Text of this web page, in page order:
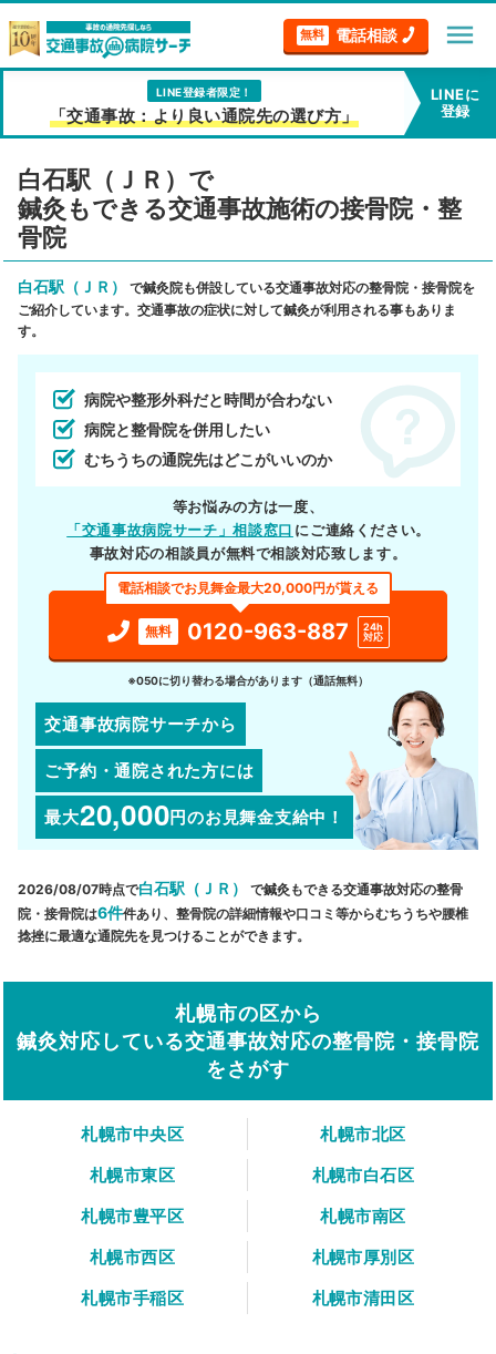
無料 電話相談 menu
LINE登録者限定！
「交通事故：より良い通院先の選び方」
LINEに
登録
白石駅（ＪＲ）で
鍼灸もできる交通事故施術の接骨院・整
骨院
白石駅（ＪＲ）
で鍼灸院も併設している交通事故対応の整骨院・接骨院を
ご紹介しています。交通事故の症状に対して鍼灸が利用される事もありま
す。
病院や整形外科だと時間が合わない
病院と整骨院を併用したい
むちうちの通院先はどこがいいのか
等お悩みの方は一度、
「交通事故病院サーチ」相談窓口 にご連絡ください。
事故対応の相談員が無料で相談対応致します。
電話相談でお見舞金最大20,000円が貰える
無料 0120-963-887
24h
対応
※050に切り替わる場合があります（通話無料）
交通事故病院サーチから
ご予約・通院された方には
最大20,000円のお見舞金支給中！
2026/08/07時点で白石駅（ＪＲ）
で鍼灸もできる交通事故対応の整骨
院・接骨院は6件件あり、整骨院の詳細情報や口コミ等からむちうちや腰椎
捻挫に最適な通院先を見つけることができます。
札幌市の区から
鍼灸対応している交通事故対応の整骨院・接骨院
をさがす
札幌市中央区
札幌市北区
札幌市東区
札幌市白石区
札幌市豊平区
札幌市南区
札幌市西区
札幌市厚別区
札幌市手稲区
札幌市清田区